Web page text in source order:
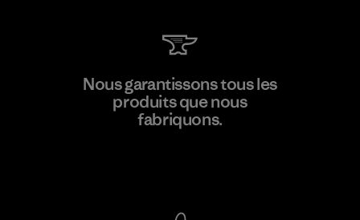
Kingwhale Industries Corp.
Material-supplier
Nous garantissons tous les
produits que nous
fabriquons.